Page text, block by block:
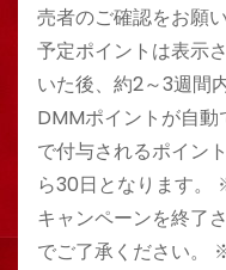
売者のご確認をお願
予定ポイントは表示
いた後、約2～3週間
DMMポイントが自
で付与されるポイン
ら30日となります。
キャンペーンを終了
でご了承ください。